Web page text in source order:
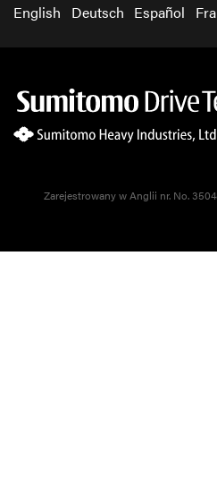
English Deutsch Español
Zarejestrowany w Anglii nr. No.